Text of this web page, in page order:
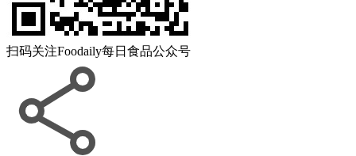
扫码关注Foodaily每日食品公众号